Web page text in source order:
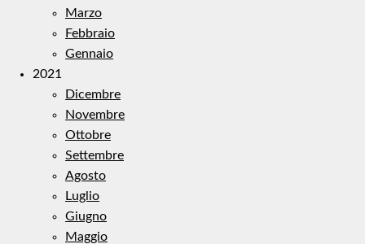
Marzo
Febbraio
Gennaio
2021
Dicembre
Novembre
Ottobre
Settembre
Agosto
Luglio
Giugno
Maggio